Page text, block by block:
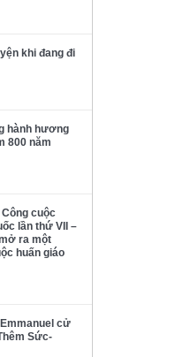
khi đang đi
hành hương
800 năm
cuộc
lần thứ VII –
ra một
huấn giáo
cử
Sức-